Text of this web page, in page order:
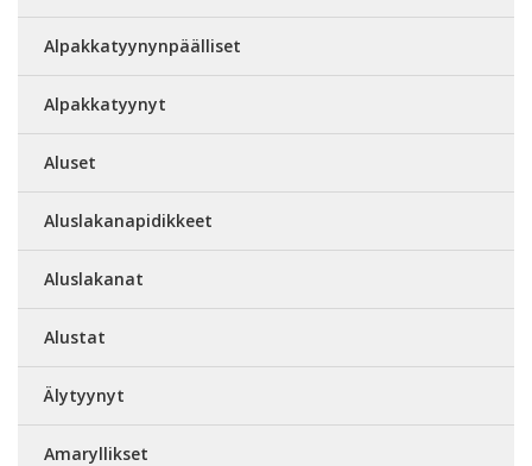
Alpakkatyynynpäälliset
Alpakkatyynyt
Aluset
Aluslakanapidikkeet
Aluslakanat
Alustat
Älytyynyt
Amaryllikset